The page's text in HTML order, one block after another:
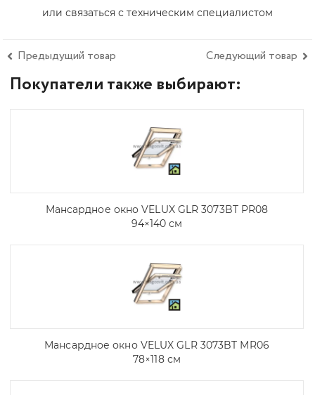
или связаться с техническим специалистом
Предыдущий товар Следующий товар
Покупатели также выбирают:
Мансардное окно VELUX GLR 3073BT PR08
94×140 см
Мансардное окно VELUX GLR 3073BT МR06
78×118 см